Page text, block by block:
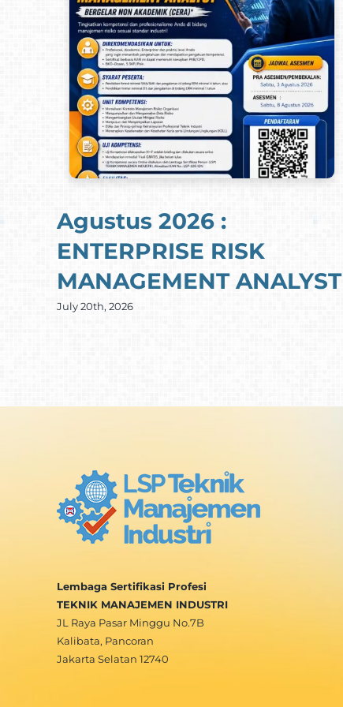
Agustus 2026 :
ENTERPRISE RISK
MANAGEMENT ANALYST
July 20th, 2026
Lembaga Sertifikasi Profesi
TEKNIK MANAJEMEN INDUSTRI
JL Raya Pasar Minggu No.7B
Kalibata, Pancoran
Jakarta Selatan 12740